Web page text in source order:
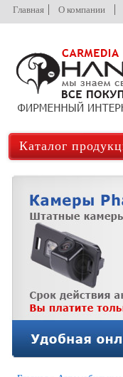
Главная О компании
Каталог